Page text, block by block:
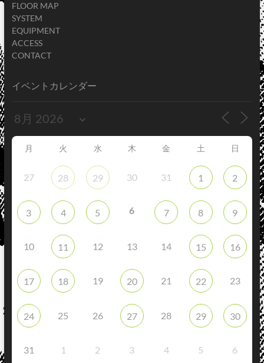
FLOOR MAP
SYSTEM
EQUIPMENT
ACCESS
CONTACT
イベントカレンダー
月 火 水 木 金 土 日
27 28 29 30 31 1 2
3 4 5 6 7 8 9
10 11 12 13 14 15 16
17 18 19 20 21 22 23
24 25 26 27 28 29 30
31 1 2 3 4 5 6